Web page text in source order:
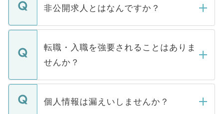
登録内容を確認し、その後メールもしくは
ます。通常、5営業日以内にはご連絡をせて
いただきますので、しばらくお待ちくださ
非公開求人とはなんですか？
マイナビDOCTORで取り扱っている求人の
うち約3割は、Webサイトからご覧いただ
けない「非公開求人」です。非公開求人は
下記の理由によって、一般には公開してい
ません。
■応募殺到を避けるため 人気のある医療機
転職・入職を強要されることはありま
せんか？
転職・入職を強要することは一切ありませ
ん。また、仮に応募先から内定をいただい
個人情報は漏えいしませんか？